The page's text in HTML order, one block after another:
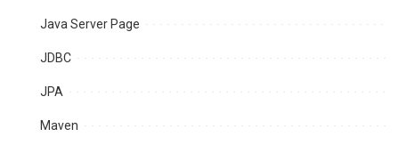
Java Server Page
JDBC
JPA
Maven